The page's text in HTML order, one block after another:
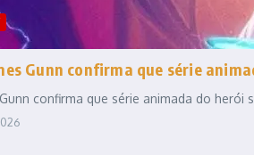
Gunn confirma que série
confirma que série animada do